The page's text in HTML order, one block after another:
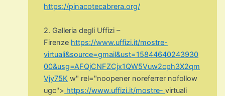
https://pinacotecabrera.org/
2. Galleria degli Uffizi –
Firenze https://www.uffizi.it/mostre-
virtuali&source=gmail&ust=15844640243930
00&usg=AFQjCNFZCjx1QW5Vuw2cph3X2qm
Vjy75K w" rel="noopener noreferrer nofollow
ugc"> https://www.uffizi.it/mostre-virtuali